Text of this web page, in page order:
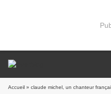
Accueil » claude michel, un chanteur français qui fut produit par